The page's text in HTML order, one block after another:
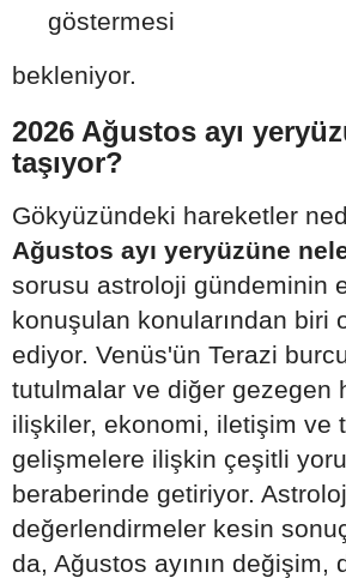
göstermesi
bekleniyor.
2026 Ağustos ayı
taşıyor?
Gökyüzündeki hareketler
Ağustos ayı yeryüzüne
sorusu astroloji gündeminin
konuşulan konularından biri
ediyor. Venüs'ün Terazi
tutulmalar ve diğer gezegen
ilişkiler, ekonomi, iletişim ve
gelişmelere ilişkin çeşitli
beraberinde getiriyor.
değerlendirmeler kesin
da, Ağustos ayının değişim,